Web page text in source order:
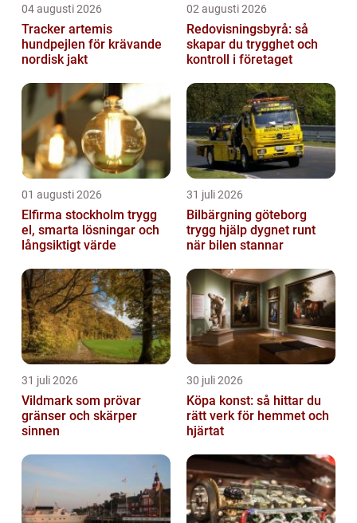
04 augusti 2026
Tracker artemis
hundpejlen för krävande
nordisk jakt
02 augusti 2026
Redovisningsbyrå: så
skapar du trygghet och
kontroll i företaget
01 augusti 2026
Elfirma stockholm trygg
el, smarta lösningar och
långsiktigt värde
31 juli 2026
Bilbärgning göteborg
trygg hjälp dygnet runt
när bilen stannar
31 juli 2026
Vildmark som prövar
gränser och skärper
sinnen
30 juli 2026
Köpa konst: så hittar du
rätt verk för hemmet och
hjärtat